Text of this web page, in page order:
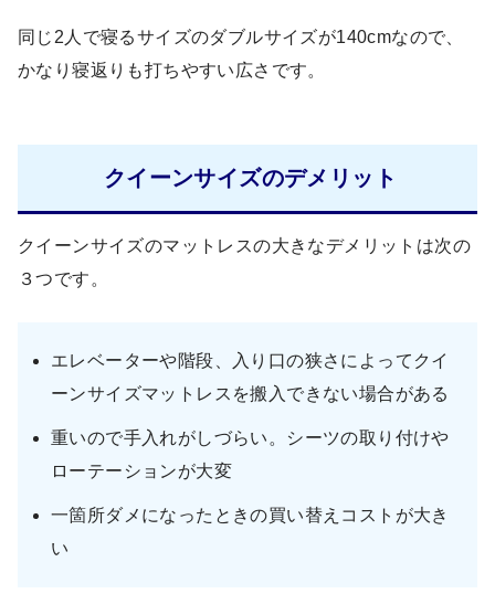
同じ2人で寝るサイズのダブルサイズが140cmなので、
かなり寝返りも打ちやすい広さです。
クイーンサイズのデメリット
クイーンサイズのマットレスの大きなデメリットは次の
３つです。
エレベーターや階段、入り口の狭さによってクイ
ーンサイズマットレスを搬入できない場合がある
重いので手入れがしづらい。シーツの取り付けや
ローテーションが大変
一箇所ダメになったときの買い替えコストが大き
い